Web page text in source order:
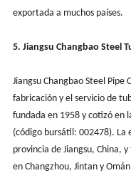
exportada a muchos países.
5. Jiangsu Changbao Steel
Jiangsu Changbao Steel
fabricación y el servicio de
fundada en 1958 y cotizó en
(código bursátil: 002478). La
provincia de Jiangsu, China,
en Changzhou, Jintan y